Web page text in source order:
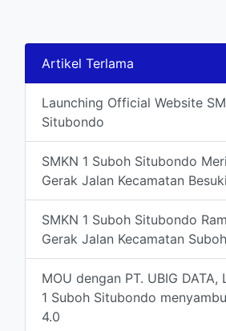
Artikel Terlama
Launching Official Website
Situbondo
SMKN 1 Suboh Situbondo
Gerak Jalan Kecamatan Besuki
SMKN 1 Suboh Situbondo
Gerak Jalan Kecamatan Suboh
MOU dengan PT. UBIG DATA,
1 Suboh Situbondo
4.0